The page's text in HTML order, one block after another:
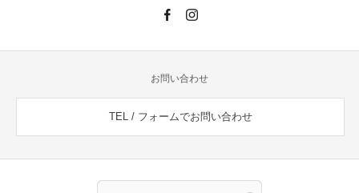
お問い合わせ
TEL / フォームでお問い合わせ